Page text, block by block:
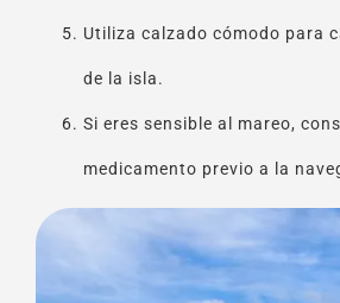
Utiliza calzado cómodo para
de la isla.
Si eres sensible al mareo,
medicamento previo a la